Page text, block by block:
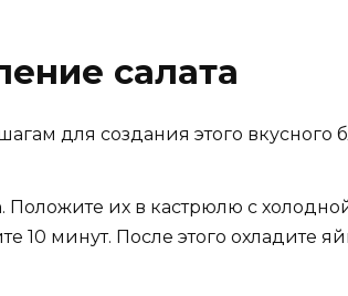
салата
для создания этого вкусного
. Положите их в кастрюлю с
10 минут. После этого охладите